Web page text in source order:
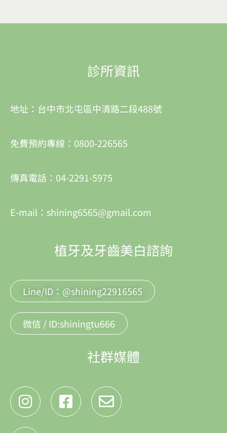
診所資訊
地址：台中市北屯區中清路二段488號
免費預約專線：0800-226565
傳真電話：04-2291-5975
E-mail：shining6565@gmail.com
植牙及牙齒美白諮詢
Line/ID：@shining22916565
微信 / ID:shiningtu666
社群媒體